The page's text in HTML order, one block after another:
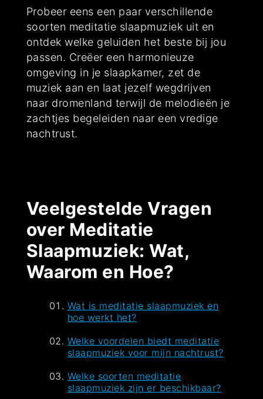
Probeer eens een paar verschillende
soorten meditatie slaapmuziek uit en
ontdek welke geluiden het beste bij jou
passen. Creëer een harmonieuze
omgeving in je slaapkamer, zet de
muziek aan en laat jezelf wegdrijven
naar dromenland terwijl de melodieën je
zachtjes begeleiden naar een vredige
nachtrust.
Veelgestelde Vragen
over Meditatie
Slaapmuziek: Wat,
Waarom en Hoe?
Wat is meditatie slaapmuziek en
hoe werkt het?
Welke voordelen biedt meditatie
slaapmuziek voor mijn nachtrust?
Welke soorten meditatie
slaapmuziek zijn er beschikbaar?